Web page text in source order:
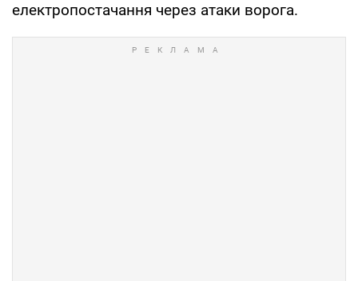
електропостачання через атаки ворога.